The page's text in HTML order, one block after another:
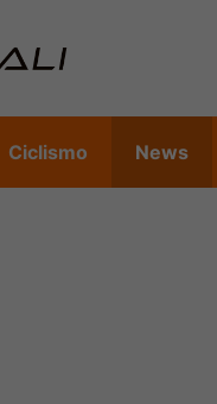
Ciclismo News